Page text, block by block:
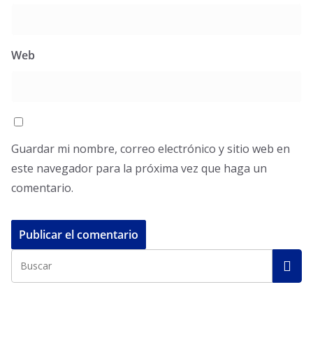
Web
Guardar mi nombre, correo electrónico y sitio web en
este navegador para la próxima vez que haga un
comentario.